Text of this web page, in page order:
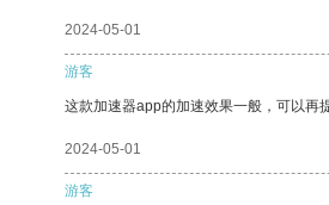
2024-05-01
游客
这款加速器app的加速效果一般，可以再
2024-05-01
游客